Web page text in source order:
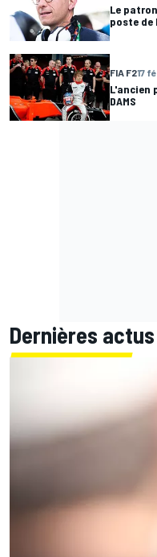
Le
poste de
FIA F217
L'ancien
DAMS
Dernières actus